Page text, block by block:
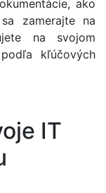
ako
zamerajte na
na svojom
kľúčových
IT